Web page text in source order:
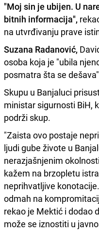
"Moj sin je ubijen. U
bitnih informacija",
na utvrđivanju prave
Suzana Radanović,
osoba koja je "ubila
posmatra šta se
Skupu u Banjaluci
ministar sigurnosti BiH,
podrži skup.
"Zaista ovo postaje
ljudi gube živote u
nerazjašnjenim
kažem na brzopletu
neprihvatljive
odmah na
rekao je Mektić i dodao
može se iznostiti u